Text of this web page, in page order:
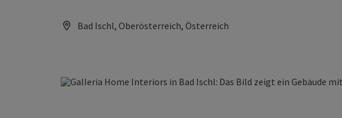
Bad Ischl, Oberösterreich, Österreich